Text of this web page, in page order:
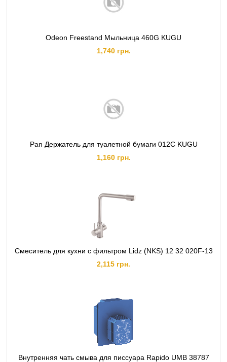
Odeon Freestand Мыльница 460G KUGU
1,740 грн.
Pan Держатель для туалетной бумаги 012C KUGU
1,160 грн.
Смеситель для кухни с фильтром Lidz (NKS) 12 32 020F-13
2,115 грн.
Внутренняя чать смыва для писсуара Rapido UMB 38787